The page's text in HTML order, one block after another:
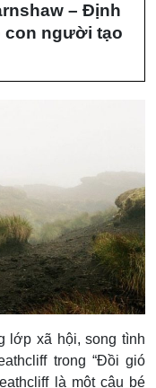
– Định
con người tạo
lớp xã hội, song tình
trong “Đồi gió
là một cậu bé